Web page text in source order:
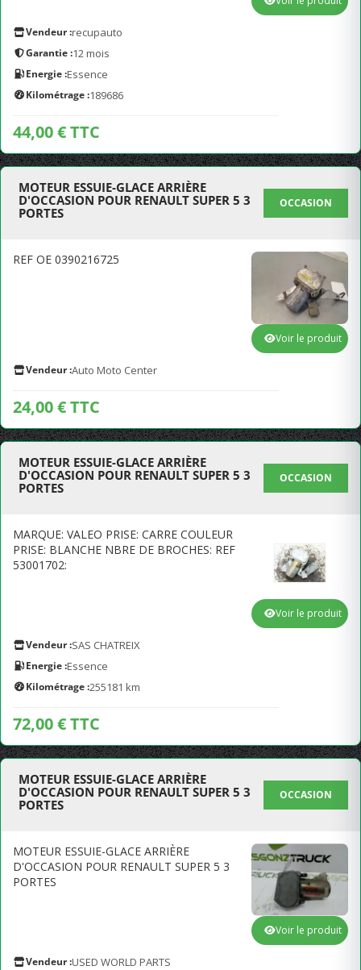
Vendeur :recupauto
Garantie :12 mois
Energie :Essence
Kilométrage :189686
44,00 € TTC
MOTEUR ESSUIE-GLACE ARRIÈRE
D'OCCASION POUR RENAULT SUPER 5 3
PORTES
OCCASION
REF OE 0390216725
Vendeur :Auto Moto Center
24,00 € TTC
Voir le produit
MOTEUR ESSUIE-GLACE ARRIÈRE
D'OCCASION POUR RENAULT SUPER 5 3
PORTES
OCCASION
MARQUE: VALEO PRISE: CARRE COULEUR
PRISE: BLANCHE NBRE DE BROCHES: REF
53001702:
Vendeur :SAS CHATREIX
Energie :Essence
Kilométrage :255181 km
72,00 € TTC
Voir le produit
MOTEUR ESSUIE-GLACE ARRIÈRE
D'OCCASION POUR RENAULT SUPER 5 3
PORTES
OCCASION
MOTEUR ESSUIE-GLACE ARRIÈRE
D'OCCASION POUR RENAULT SUPER 5 3
PORTES
Vendeur :USED WORLD PARTS
Voir le produit